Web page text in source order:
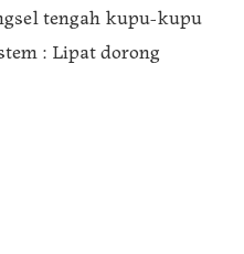
tengah kupu-kupu
: Lipat dorong